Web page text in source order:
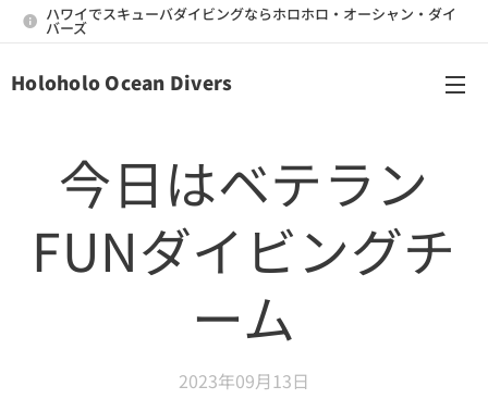
ハワイでスキューバダイビングならホロホロ・オーシャン・ダイ
バーズ
Holoholo Ocean Divers
今日はベテラン
FUNダイビングチ
ーム
2023年09月13日